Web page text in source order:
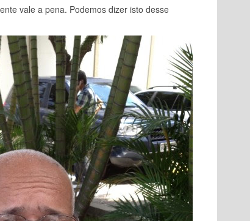
vale a pena. Podemos dizer isto desse